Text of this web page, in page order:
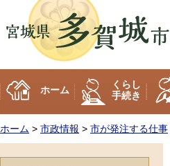
多賀城市
ホーム
くらし
手続き
ホーム > 市政情報 > 市が発注する仕事